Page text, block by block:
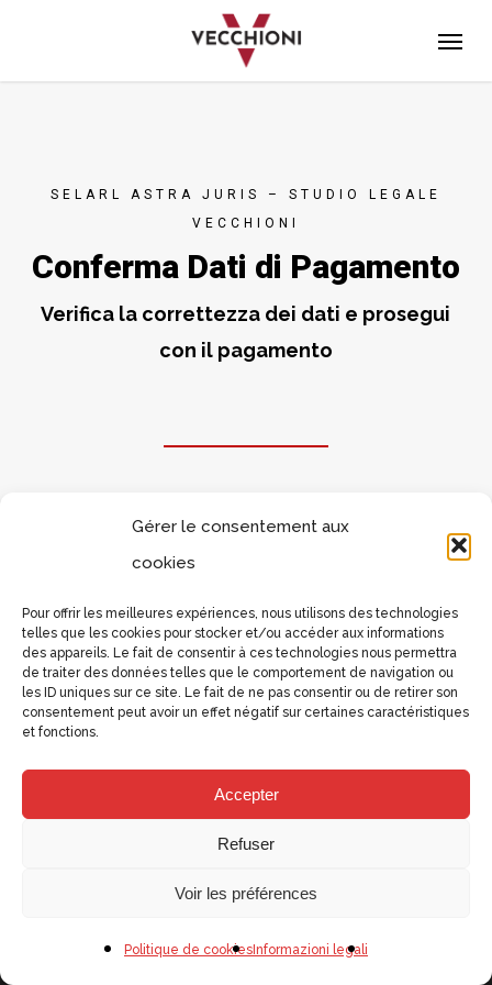
Gérer le consentement aux
cookies
Pour offrir les meilleures expériences, nous utilisons des technologies
telles que les cookies pour stocker et/ou accéder aux informations
des appareils. Le fait de consentir à ces technologies nous permettra
de traiter des données telles que le comportement de navigation ou
les ID uniques sur ce site. Le fait de ne pas consentir ou de retirer son
consentement peut avoir un effet négatif sur certaines caractéristiques
et fonctions.
Accepter
Refuser
Voir les préférences
Politique de cookies Informazioni legali
SELARL ASTRA JURIS – STUDIO LEGALE
VECCHIONI
Conferma Dati di Pagamento
Verifica la correttezza dei dati e prosegui
con il pagamento
[showpayverify]
facebook
© Selarl Astra Juris -Mentions légales